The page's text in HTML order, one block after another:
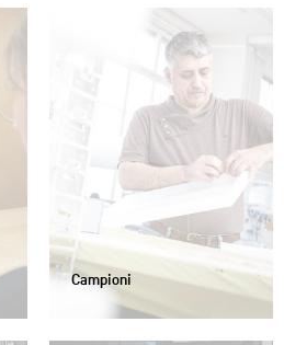
Campioni